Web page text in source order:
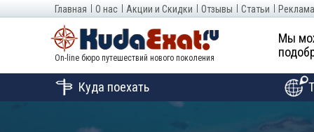
Главная О нас Акции и Скидки Отзывы Статьи
On-line бюро путешествий нового поколения
Мы
Куда поехать